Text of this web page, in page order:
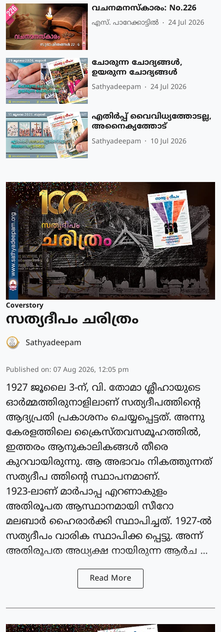
വചനമനസ്‌കാരം: No.226
എസ്. പാറേക്കാട്ടില്‍ 24 Jul 2026
ചോരുന്ന ചോദ്യങ്ങൾ,
ഉയരുന്ന ചോദ്യങ്ങൾ
Sathyadeepam 24 Jul 2026
എതിർപ്പ് വൈവിധ്യത്തോടല്ല,
അനൈക്യത്തോട്
Sathyadeepam 10 Jul 2026
Coverstory
സത്യദീപം ചരിത്രം
Sathyadeepam
Published on: 07 Aug 2026, 12:05 pm
1927 ജൂലൈ 3-ന്, വി. തോമാ ശ്ലീഹായുടെ
ഓർമ്മത്തിരുനാളിലാണ് സത്യദീപത്തിന്റെ
ആദ്യപ്രതി പ്രകാശനം ചെയ്യപ്പെട്ടത്. അന്നു
കേരളത്തിലെ ക്രൈസ്തവസമൂഹത്തിൽ,
ഇത്തരം ആനുകാലികങ്ങൾ തീരെ
കുറവായിരുന്നു. ആ അഭാവം നികത്തുന്നത്
സത്യദീപ ത്തിന്റെ സ്ഥാപനമാണ്.
1923-ലാണ് മാർപാപ്പ എറണാകുളം
അതിരൂപത ആസ്ഥാനമായി സീറോ
മലബാർ ഹൈരാർക്കി സ്ഥാപിച്ചത്. 1927-ൽ
സത്യദീപം വാരിക സ്ഥാപിക്ക പ്പെട്ടു. അന്ന്
അതിരൂപത അധ്യക്ഷ നായിരുന്ന ആർച ...
Read More